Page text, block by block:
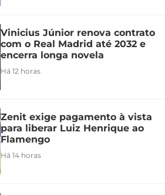
Vinicius Júnior renova contrato
com o Real Madrid até 2032 e
encerra longa novela
Há 12 horas
Zenit exige pagamento à vista
para liberar Luiz Henrique ao
Flamengo
Há 14 horas